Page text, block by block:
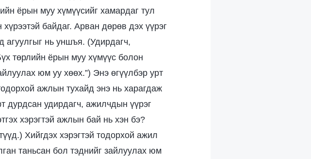
ёрын муу хүмүүсийг хамардаг тул
байдаг. Арван дөрөв дэх үүрэг
агуулгыг нь уншъя. (Удирдагч,
төрлийн ёрын муу хүмүүс болон
юм уу хөөх.”) Энэ өгүүлбэр урт
ажлын тухайд энэ нь харагдаж
дурдсан удирдагч, ажилчдын үүрэг
хэрэгтэй ажлын бай нь хэн бэ?
Хийгдэх хэрэгтэй тодорхой ажил
таньсан бол тэднийг зайлуулах юм